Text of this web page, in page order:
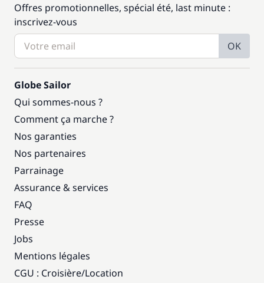
Offres promotionnelles, spécial été, last minute :
inscrivez-vous
OK
Globe Sailor
Qui sommes-nous ?
Comment ça marche ?
Nos garanties
Nos partenaires
Parrainage
Assurance & services
FAQ
Presse
Jobs
Mentions légales
CGU : Croisière/Location